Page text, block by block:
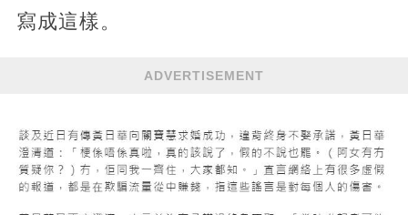
寫成這樣。
ADVERTISEMENT